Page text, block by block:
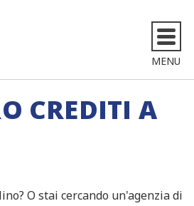
MENU
CREDITI A
O stai cercando un'agenzia di